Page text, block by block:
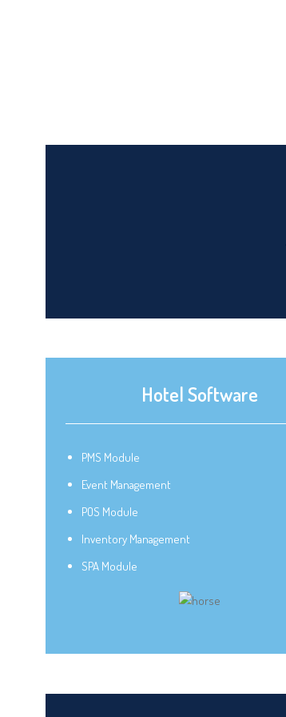
Hotel Software
PMS Module
Event Management
POS Module
Inventory Management
SPA Module